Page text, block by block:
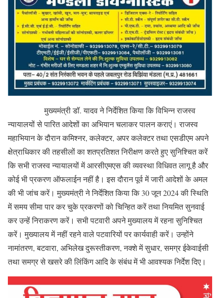
मुख्यमंत्री डॉ. यादव ने निर्देशित किया कि विभिन्न राजस्व
न्यायालयों से पारित आदेशों का अभियान चलाकर पालन कराएं। राजस्व
महाभियान के दौरान कमिश्नर, कलेक्टर, अपर कलेक्टर तथा एसडीएम अपने
क्षेत्राधिकार की तहसीलों का शतप्रतिशत निरीक्षण करते हुए सुनिश्चित करें
कि सभी राजस्व न्यायालयों में आरसीएमएस की व्यवस्था विधिवत लागू है और
कोई भी प्रकरण ऑफलाईन नहीं है। इस दौरान पूर्व में जारी आदेशों के अमल
की भी जांच करें। मुख्यमंत्री ने निर्देशित किया कि 30 जून 2024 की स्थिति
में समय सीमा पार कर चुके प्रकरणों को चिन्हित करें तथा नियमित सुनवाई
कर उन्हें निराकरण करें। सभी पटवारी अपने मुख्यालय में रहना सुनिश्चित
करें। मुख्यालय में नहीं रहने वाले पटवारियों पर कार्यवाही करें। उन्होंने
नामांतरण, बटवारा, अभिलेख दुरूस्तीकरण, नक्शे में सुधार, समग्र ईकेवाईसी
तथा समग्र से खसरे की लिंकिंग आदि के संबंध में भी आवश्यक निर्देश दिए।